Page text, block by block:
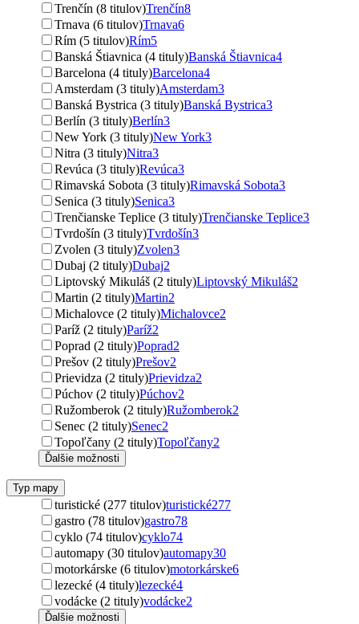
Trenčín (8 titulov)Trenčín8
Trnava (6 titulov)Trnava6
Rím (5 titulov)Rím5
Banská Štiavnica (4 tituly)Banská Štiavnica4
Barcelona (4 tituly)Barcelona4
Amsterdam (3 tituly)Amsterdam3
Banská Bystrica (3 tituly)Banská Bystrica3
Berlín (3 tituly)Berlín3
New York (3 tituly)New York3
Nitra (3 tituly)Nitra3
Revúca (3 tituly)Revúca3
Rimavská Sobota (3 tituly)Rimavská Sobota3
Senica (3 tituly)Senica3
Trenčianske Teplice (3 tituly)Trenčianske Teplice3
Tvrdošín (3 tituly)Tvrdošín3
Zvolen (3 tituly)Zvolen3
Dubaj (2 tituly)Dubaj2
Liptovský Mikuláš (2 tituly)Liptovský Mikuláš2
Martin (2 tituly)Martin2
Michalovce (2 tituly)Michalovce2
Paríž (2 tituly)Paríž2
Poprad (2 tituly)Poprad2
Prešov (2 tituly)Prešov2
Prievidza (2 tituly)Prievidza2
Púchov (2 tituly)Púchov2
Ružomberok (2 tituly)Ružomberok2
Senec (2 tituly)Senec2
Topoľčany (2 tituly)Topoľčany2
Ďalšie možnosti
Typ mapy
turistické (277 titulov)turistické277
gastro (78 titulov)gastro78
cyklo (74 titulov)cyklo74
automapy (30 titulov)automapy30
motorkárske (6 titulov)motorkárske6
lezecké (4 tituly)lezecké4
vodácke (2 tituly)vodácke2
Ďalšie možnosti